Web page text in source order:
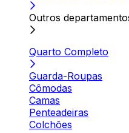
Outros
Quarto Completo
Guarda-Roupas
Cômodas
Camas
Penteadeiras
Colchões